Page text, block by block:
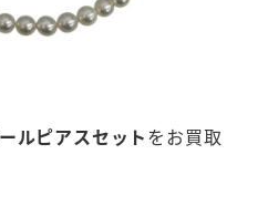
ルピアスセットをお買取